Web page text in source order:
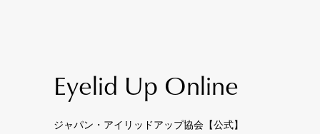
Eyelid Up Online
ジャパン・アイリッドアップ協会【公式】